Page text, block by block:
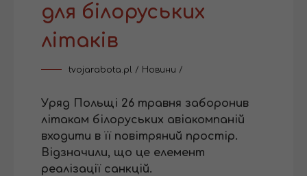
для білоруських
літаків
tvojarabota.pl / Новини /
Уряд Польщі 26 травня заборонив
літакам білоруських авіакомпаній
входити в її повітряний простір.
Відзначили, що це елемент
реалізації санкцій.